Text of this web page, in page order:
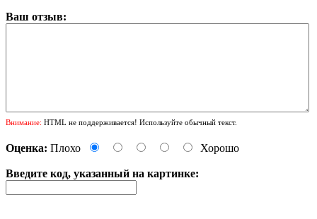
Ваш отзыв:
Внимание: HTML не поддерживается! Используйте обычный текст.
Оценка: Плохо Хорошо
Введите код, указанный на картинке: